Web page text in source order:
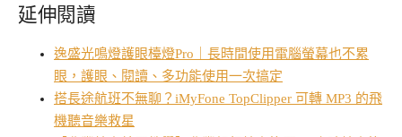
延伸閱讀
逸盛光鳴燈護眼檯燈Pro｜長時間使用電腦螢幕也不累
眼，護眼、閱讀、多功能使用一次搞定
搭長途航班不無聊？iMyFone TopClipper 可轉 MP3 的飛
機聽音樂救星